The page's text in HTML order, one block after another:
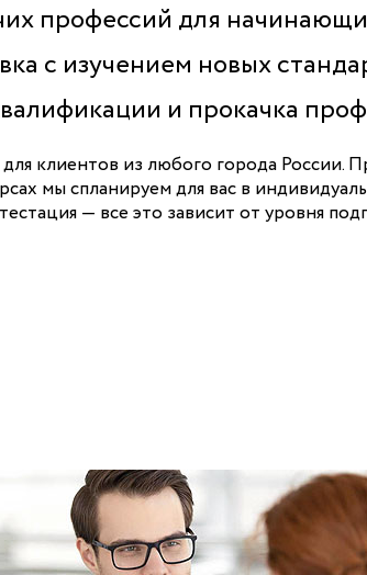
профессий для
с изучением новых
и прокачка
клиентов из любого города России.
мы спланируем для вас в
— все это зависит от уровня